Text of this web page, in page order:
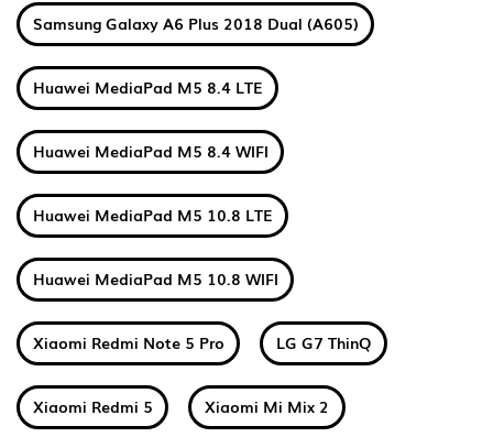
Samsung Galaxy A6 Plus 2018 Dual (A605)
Huawei MediaPad M5 8.4 LTE
Huawei MediaPad M5 8.4 WIFI
Huawei MediaPad M5 10.8 LTE
Huawei MediaPad M5 10.8 WIFI
Xiaomi Redmi Note 5 Pro LG G7 ThinQ
Xiaomi Redmi 5 Xiaomi Mi Mix 2